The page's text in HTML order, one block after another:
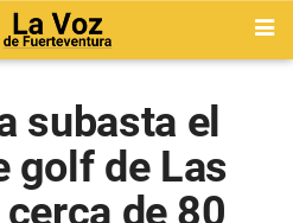
subasta el
golf de Las
de 80